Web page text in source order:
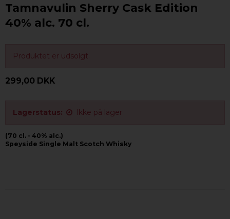
Tamnavulin Sherry Cask Edition
40% alc. 70 cl.
Produktet er udsolgt.
299,00 DKK
Lagerstatus: Ikke på lager
(70 cl. - 40% alc.)
Speyside Single Malt Scotch Whisky